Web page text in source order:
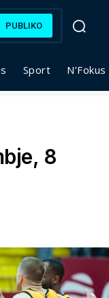
PUBLIKO
Sport
8